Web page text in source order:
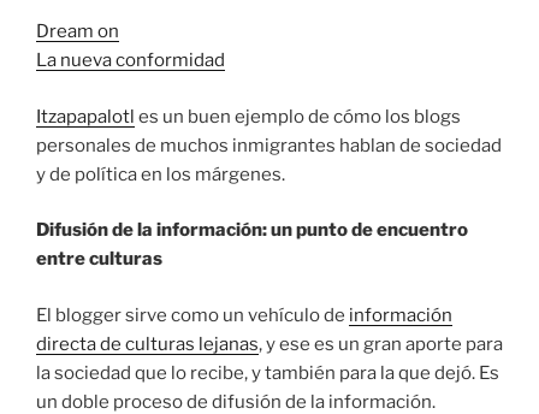
Dream on
La nueva conformidad
Itzapapalotl es un buen ejemplo de cómo los blogs
personales de muchos inmigrantes hablan de sociedad
y de política en los márgenes.
Difusión de la información: un punto de encuentro
entre culturas
El blogger sirve como un vehículo de información
directa de culturas lejanas, y ese es un gran aporte para
la sociedad que lo recibe, y también para la que dejó. Es
un doble proceso de difusión de la información.